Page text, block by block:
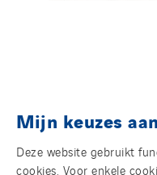
Mijn keuzes
Deze website gebruikt
cookies. Voor enkele